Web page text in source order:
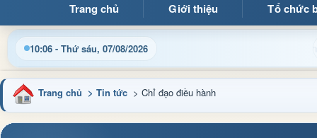
Trang chủ Giới thiệu Tổ chức
10:06 - Thứ sáu, 07/08/2026
quý bạn đọc đến với Trang thông tin điện tử xã Mường Ảng
Trang chủ > Tin tức > Chỉ đạo điều hành